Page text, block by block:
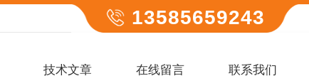
13585659243
技术文章 在线留言 联系我们